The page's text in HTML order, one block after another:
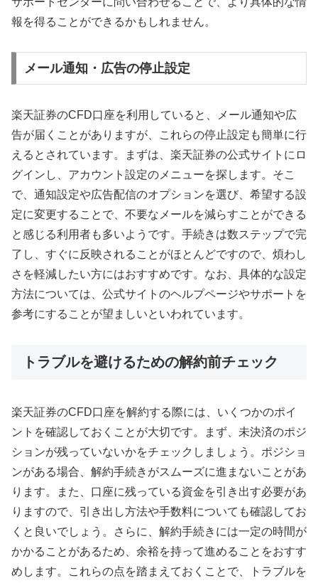
報を得ることができるかもしれません。
メール通知・広告の停止設定
楽天証券のCFD口座を利用していると、メール通知や広
告が届くことがありますが、これらの停止設定も簡単に行
えるとされています。まずは、楽天証券の公式サイトにロ
グインし、アカウント設定のメニューを探します。そこ
で、通知設定や広告配信のオプションを選び、希望する設
定に変更することで、不要なメールを減らすことができる
と感じる利用者も多いようです。手続きは数ステップで完
了し、すぐに反映されることがほとんどですので、煩わし
さを軽減したい方にはおすすめです。なお、具体的な設定
方法については、公式サイトのヘルプページやサポートを
参考にすることが望ましいといわれています。
トラブルを避けるための解約前チェック
楽天証券のCFD口座を解約する際には、いくつかのポイ
ントを確認しておくことが大切です。まず、未決済のポジ
ションが残っていないかをチェックしましょう。ポジショ
ンがある場合、解約手続きがスムーズに進まないことがあ
ります。また、口座に残っている資金を引き出す必要があ
りますので、引き出し方法や手数料についても確認してお
くと良いでしょう。さらに、解約手続きには一定の時間が
かかることがあるため、余裕を持って進めることをおすす
めします。これらの点を踏まえておくことで、トラブルを